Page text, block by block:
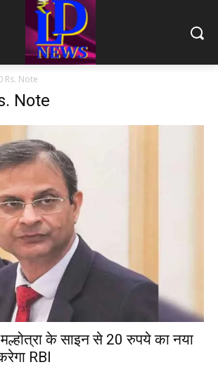
Rs. Note
Note
के साइन से 20 रुपये का नया
RBI